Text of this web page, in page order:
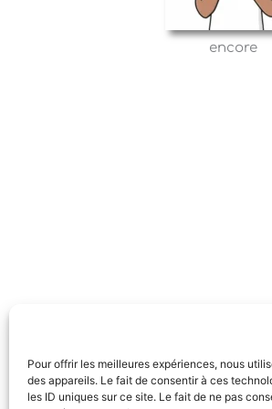
Pour offrir les meilleures expériences, nous
des appareils. Le fait de consentir à ces
les ID uniques sur ce site. Le fait de ne pas
encore